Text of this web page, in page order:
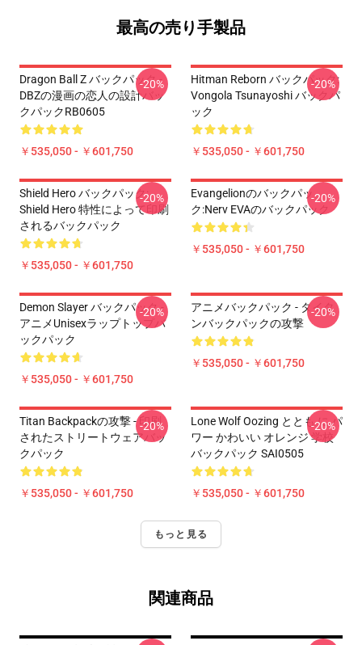
最高の売り手製品
Dragon Ball Z バックパック -
DBZの漫画の恋人の設計バッ
クパックRB0605
￥535,050 - ￥601,750
-20%
Hitman Reborn バックパック:
Vongola Tsunayoshi バックパ
ック
￥535,050 - ￥601,750
-20%
Shield Hero バックパック:
Shield Hero 特性によって印刷
されるバックパック
￥535,050 - ￥601,750
-20%
Evangelionのバックパッ
ク:Nerv EVAのバックパック
￥535,050 - ￥601,750
-20%
Demon Slayer バックパック -
アニメUnisexラップトップバ
ックパック
￥535,050 - ￥601,750
-20%
アニメバックパック - タイタ
ンバックパックの攻撃
￥535,050 - ￥601,750
-20%
Titan Backpackの攻撃 - 印刷
されたストリートウェアバッ
クパック
￥535,050 - ￥601,750
-20%
Lone Wolf Oozing ととも に パ
ワー かわいい オレンジ 学校
バックパック SAI0505
￥535,050 - ￥601,750
-20%
もっと見る
関連商品